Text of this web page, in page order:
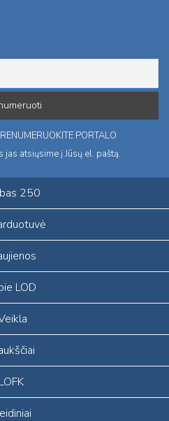
PORTALO
jas atsiųsime į Jūsų el. paštą.
250
LOD
LOFK